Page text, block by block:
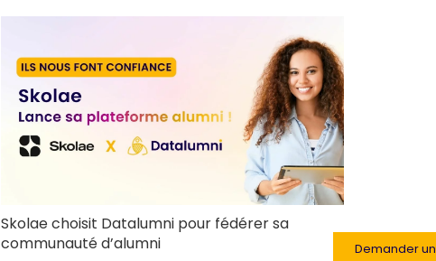
Demander
Skolae choisit Datalumni pour fédérer sa
communauté d’alumni